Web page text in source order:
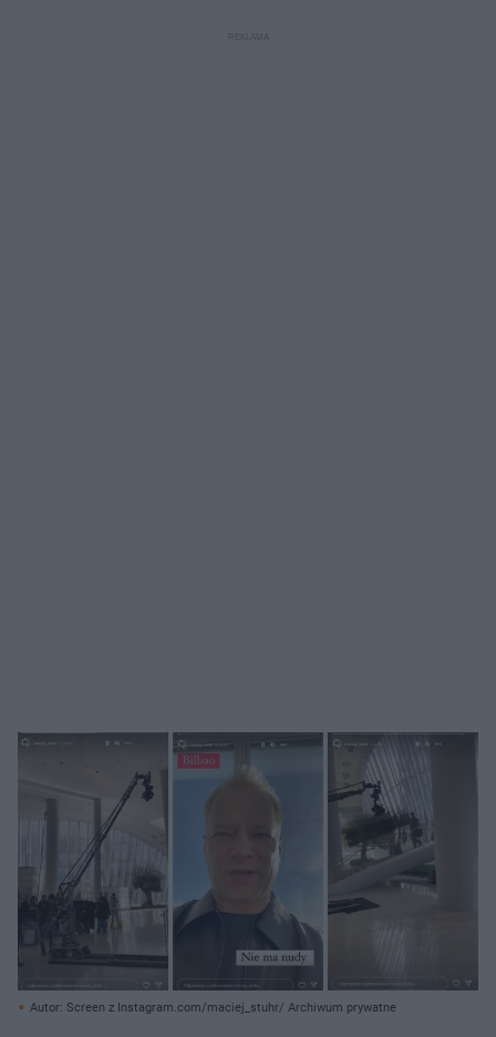
Autor: Screen z Instagram.com/maciej_stuhr/ Archiwum prywatne